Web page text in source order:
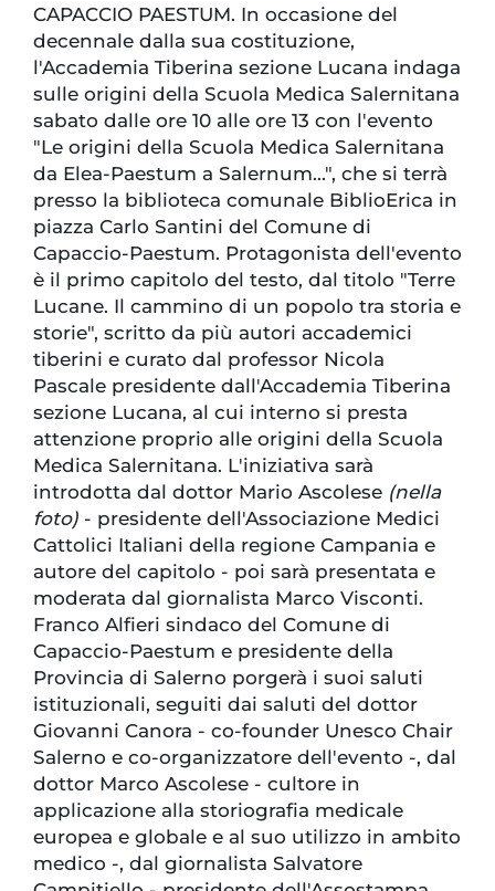
CAPACCIO PAESTUM. In occasione del
decennale dalla sua costituzione,
l'Accademia Tiberina sezione Lucana indaga
sulle origini della Scuola Medica Salernitana
sabato dalle ore 10 alle ore 13 con l'evento
"Le origini della Scuola Medica Salernitana
da Elea-Paestum a Salernum...", che si terrà
presso la biblioteca comunale BiblioErica in
piazza Carlo Santini del Comune di
Capaccio-Paestum. Protagonista dell'evento
è il primo capitolo del testo, dal titolo "Terre
Lucane. Il cammino di un popolo tra storia e
storie", scritto da più autori accademici
tiberini e curato dal professor Nicola
Pascale presidente dall'Accademia Tiberina
sezione Lucana, al cui interno si presta
attenzione proprio alle origini della Scuola
Medica Salernitana. L'iniziativa sarà
introdotta dal dottor Mario Ascolese (nella
foto) - presidente dell'Associazione Medici
Cattolici Italiani della regione Campania e
autore del capitolo - poi sarà presentata e
moderata dal giornalista Marco Visconti.
Franco Alfieri sindaco del Comune di
Capaccio-Paestum e presidente della
Provincia di Salerno porgerà i suoi saluti
istituzionali, seguiti dai saluti del dottor
Giovanni Canora - co-founder Unesco Chair
Salerno e co-organizzatore dell'evento -, dal
dottor Marco Ascolese - cultore in
applicazione alla storiografia medicale
europea e globale e al suo utilizzo in ambito
medico -, dal giornalista Salvatore